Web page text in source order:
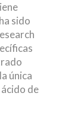
sido
única
de